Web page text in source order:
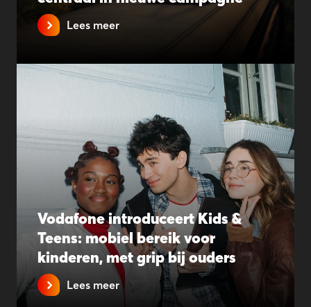
Lees meer
Vodafone introduceert Kids &
Teens: mobiel bereik voor
kinderen, met grip bij ouders
Lees meer